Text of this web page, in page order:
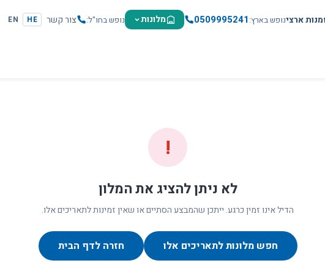
ארצינופש בארץ 0509995241 מלונות נופש בחו"ל צור קשר HE
EN
!
לא ניתן להציג את המלון
הדיל אינו זמין כרגע. ייתכן שהמבצע הסתיים או שאין זמינות לתאריכים אלו.
חפש מלונות לתאריכים אלו חזרה לדף הבית